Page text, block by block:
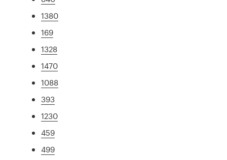
1380
169
1328
1470
1088
393
1230
459
499